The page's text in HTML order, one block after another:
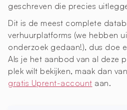
geschreven die precies
Dit is de meest complete
verhuurplatforms (we hebben
onderzoek gedaan!), dus doe
Als je het aanbod van al deze
plek wilt bekijken, maak dan
gratis Uprent-account aan.